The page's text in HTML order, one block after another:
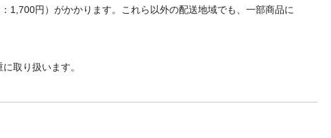
1,700円）がかかります。これら以外の配送地域でも、一部商品に
取り扱います。